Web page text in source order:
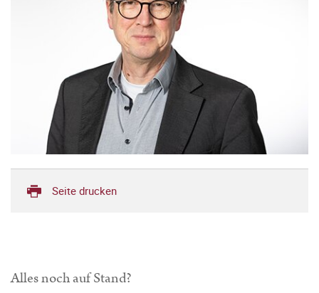
Seite drucken
Alles noch auf Stand?